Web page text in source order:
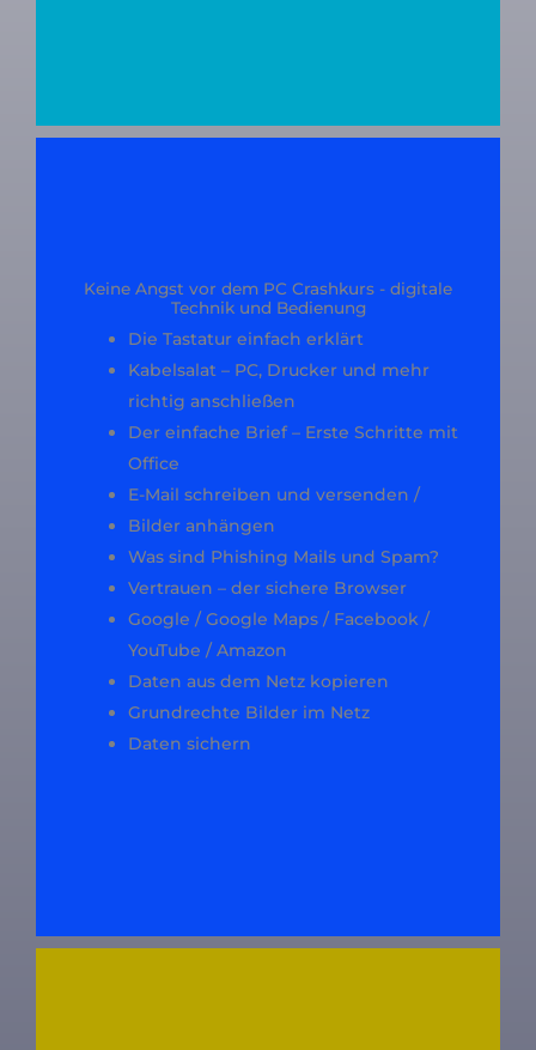
Keine Angst vor dem PC Crashkurs - digitale
Technik und Bedienung
Die Tastatur einfach erklärt
Kabelsalat – PC, Drucker und mehr
richtig anschließen
Der einfache Brief – Erste Schritte mit
Office
E-Mail schreiben und versenden /
Bilder anhängen
Was sind Phishing Mails und Spam?
Vertrauen – der sichere Browser
Google / Google Maps / Facebook /
YouTube / Amazon
Daten aus dem Netz kopieren
Grundrechte Bilder im Netz
Daten sichern